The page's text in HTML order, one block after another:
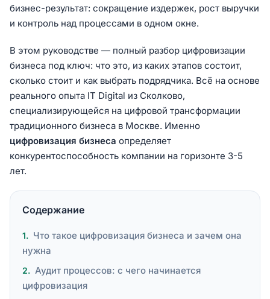
бизнес-результат: сокращение издержек, рост выручки
и контроль над процессами в одном окне.
В этом руководстве — полный разбор цифровизации
бизнеса под ключ: что это, из каких этапов состоит,
сколько стоит и как выбрать подрядчика. Всё на основе
реального опыта IT Digital из Сколково,
специализирующейся на цифровой трансформации
традиционного бизнеса в Москве. Именно
цифровизация бизнеса определяет
конкурентоспособность компании на горизонте 3-5
лет.
Содержание
Что такое цифровизация бизнеса и зачем она
нужна
Аудит процессов: с чего начинается
цифровизация